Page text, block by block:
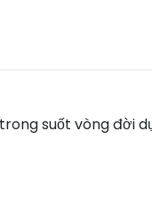
trong suốt vòng đời